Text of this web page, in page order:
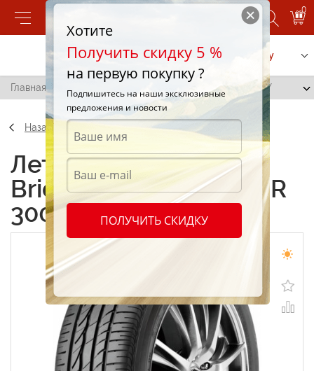
0
Позвонить Заказать услугу
Главная / Bridgestone Turanza ER 300 245/55 R18 109Y
Назад
Летние шины
Bridgestone Turanza ER
300 245/55 R18 109Y
Хотите
Получить скидку 5 %
на первую покупку ?
Подпишитесь на наши эксклюзивные
предложения и новости
ПОЛУЧИТЬ СКИДКУ